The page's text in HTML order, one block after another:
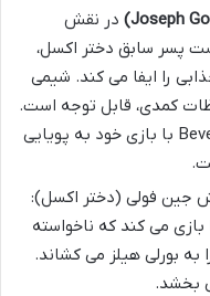
در نقش
پسر سابق دختر اکسل،
را ایفا می کند. شیمی
کمدی، قابل توجه است.
جوزف گوردون لویت Beverly Hills Cop با بازی خود به پویایی
جین فولی (دختر اکسل):
می کند که ناخواسته
بورلی هیلز می کشاند.
بخشد.